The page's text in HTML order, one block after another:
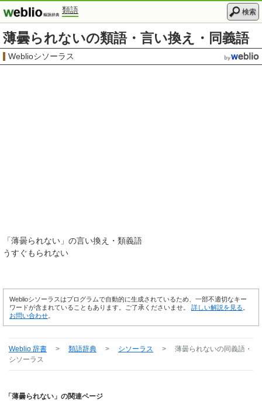
類語 検索
薄曇られないの類語・言い換え・同義語
Weblioシソーラス
「薄曇られない 」の言い換え・類義語
うすぐもられない
Weblioシソーラスはプログラムで自動的に生成されているため、一部不適切なキー
ワードが含まれていることもあります。ご了承くださいませ。 詳しい解説を見る
お問い合わせ
Weblio 辞書 > 類語辞典 > シソーラス > 薄曇られないの同義語・
シソーラス
「薄曇られない」の関連ページ